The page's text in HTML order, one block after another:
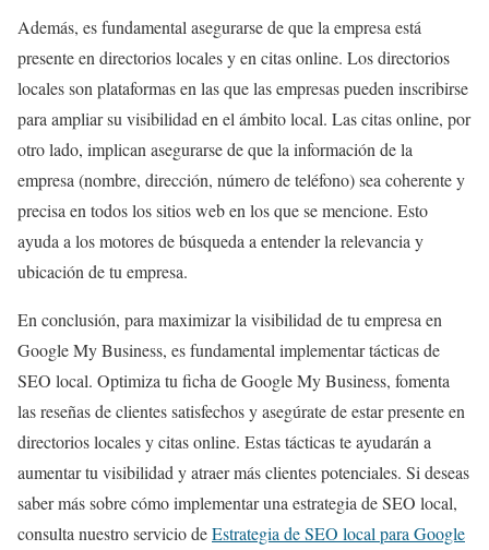
Además, es fundamental asegurarse de que la empresa está
presente en directorios locales y en citas online. Los directorios
locales son plataformas en las que las empresas pueden inscribirse
para ampliar su visibilidad en el ámbito local. Las citas online, por
otro lado, implican asegurarse de que la información de la
empresa (nombre, dirección, número de teléfono) sea coherente y
precisa en todos los sitios web en los que se mencione. Esto
ayuda a los motores de búsqueda a entender la relevancia y
ubicación de tu empresa.
En conclusión, para maximizar la visibilidad de tu empresa en
Google My Business, es fundamental implementar tácticas de
SEO local. Optimiza tu ficha de Google My Business, fomenta
las reseñas de clientes satisfechos y asegúrate de estar presente en
directorios locales y citas online. Estas tácticas te ayudarán a
aumentar tu visibilidad y atraer más clientes potenciales. Si deseas
saber más sobre cómo implementar una estrategia de SEO local,
consulta nuestro servicio deEstrategia de SEO local para Google